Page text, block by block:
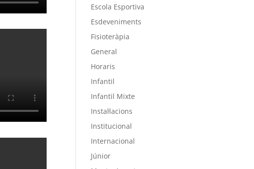
Escola Esportiva
Esdeveniments
Fisioteràpia
General
Horaris
Infantil
Infantil Mixte
Instal·lacions
Institucional
Internacional
Júnior